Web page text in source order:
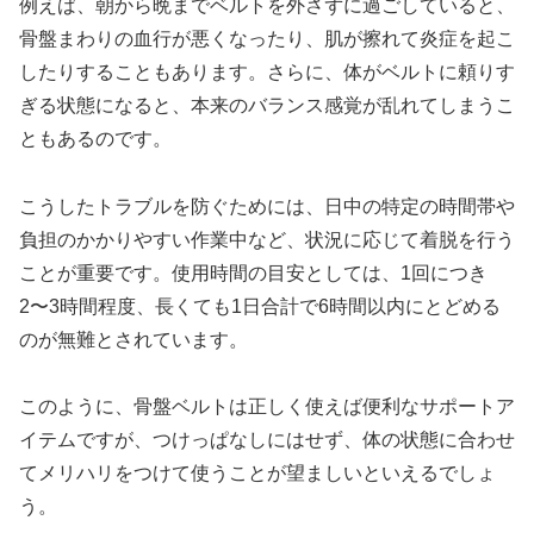
例えば、朝から晩までベルトを外さずに過ごしていると、
骨盤まわりの血行が悪くなったり、肌が擦れて炎症を起こ
したりすることもあります。さらに、体がベルトに頼りす
ぎる状態になると、本来のバランス感覚が乱れてしまうこ
ともあるのです。
こうしたトラブルを防ぐためには、日中の特定の時間帯や
負担のかかりやすい作業中など、状況に応じて着脱を行う
ことが重要です。使用時間の目安としては、1回につき
2〜3時間程度、長くても1日合計で6時間以内にとどめる
のが無難とされています。
このように、骨盤ベルトは正しく使えば便利なサポートア
イテムですが、つけっぱなしにはせず、体の状態に合わせ
てメリハリをつけて使うことが望ましいといえるでしょ
う。